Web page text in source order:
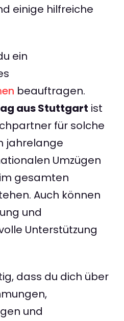
einige hilfreiche
ein
beauftragen.
aus Stuttgart ist
für solche
jahrelange
Umzügen
gesamten
Auch können
und
Unterstützung
dass du dich über
und